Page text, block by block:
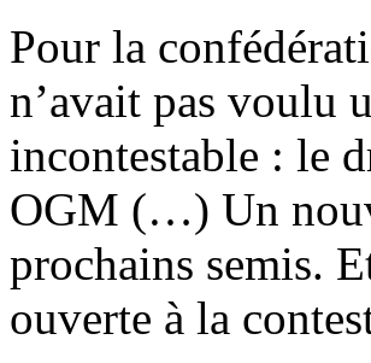
Pour la
n’avait pas voulu
incontestable : le
OGM (…) Un
prochains semis.
ouverte à la